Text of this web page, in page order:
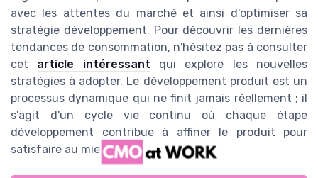
avec les attentes du marché et ainsi d'optimiser sa
stratégie développement. Pour découvrir les dernières
tendances de consommation, n'hésitez pas à consulter
cet article intéressant qui explore les nouvelles
stratégies à adopter. Le développement produit est un
processus dynamique qui ne finit jamais réellement ; il
s'agit d'un cycle vie continu où chaque étape
développement contribue à affiner le produit pour
satisfaire au mieux les clients.